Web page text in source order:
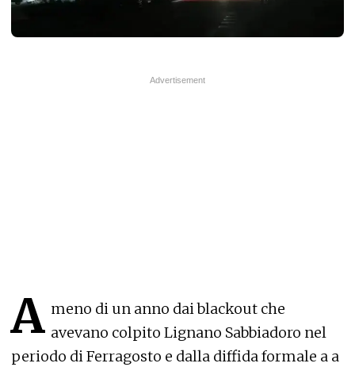
A meno di un anno dai blackout che
avevano colpito Lignano Sabbiadoro nel
periodo di Ferragosto e dalla diffida formale a a